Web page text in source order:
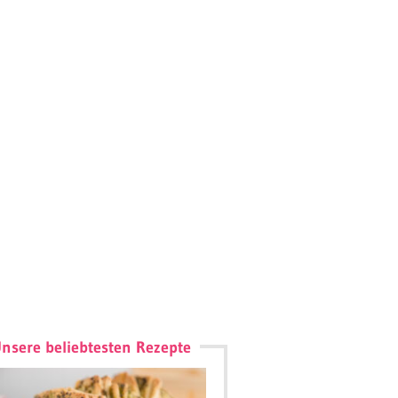
beliebtesten Rezepte